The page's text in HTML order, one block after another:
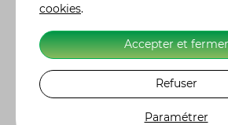
Quels sont les coûts d'entretien
ce quad ?
L'entretien du Segway Snarler
relativement simple grâce à sa
robuste et ses composants de
Les principaux frais incluent les
régulières, le remplacement des
cookies.
Accepter et fermer
Refuser
Paramétrer